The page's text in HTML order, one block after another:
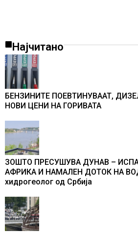
Најчитано
БЕНЗИНИТЕ ПОЕВТИНУВААТ,
НОВИ ЦЕНИ НА ГОРИВАТА
ЗОШТО ПРЕСУШУВА ДУНАВ –
АФРИКА И НАМАЛЕН ДОТОК НА
хидрогеолог од Србија